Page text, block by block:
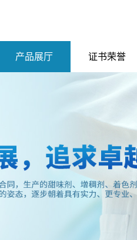
产品展厅 证书荣誉